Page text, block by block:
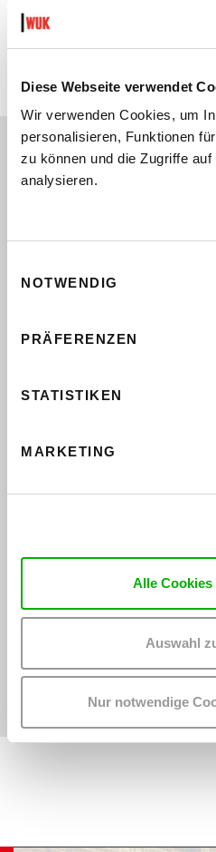
Diese Webseite verwendet
Wir verwenden Cookies, um
personalisieren, Funktionen
zu können und die Zugriffe
analysieren.
NOTWENDIG
PRÄFERENZEN
STATISTIKEN
MARKETING
Alle Cookies
Auswahl
Nur notwendige
All newsletters - except
- are only available in German.
Melde dich hier für
WUK an und bleib
Laufenden.
MUSIK
MARKT &
VORNAME
NACHNAME
E-MAIL*